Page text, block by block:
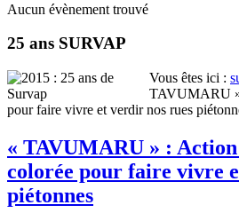
Aucun évènement trouvé
25 ans SURVAP
Vous êtes ici :
TAVUMARU
pour faire vivre et verdir nos rues
« TAVUMARU » :
colorée pour faire vivre
piétonnes